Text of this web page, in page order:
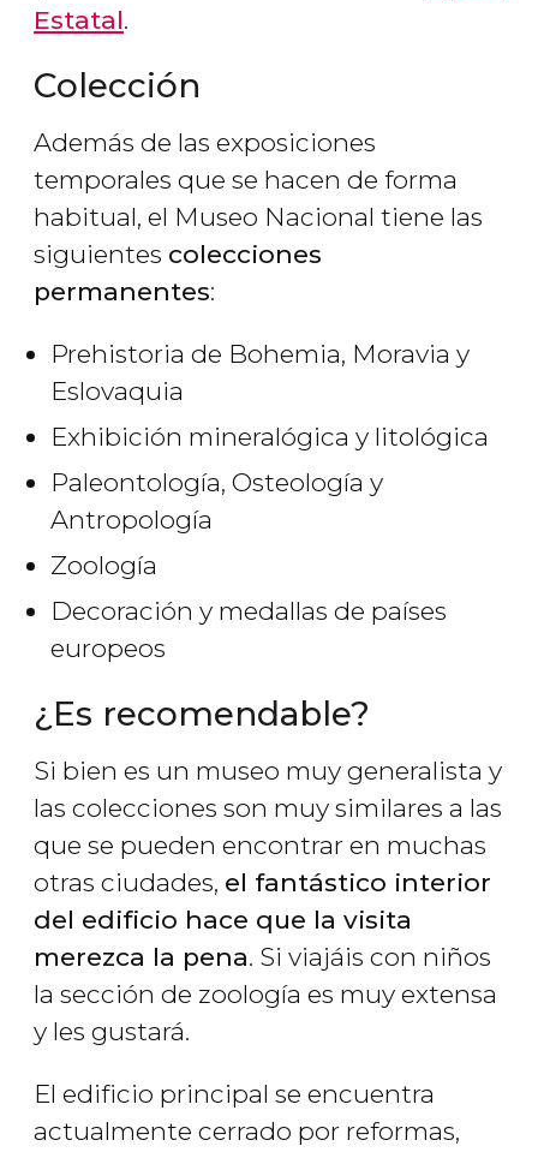
Estatal.
Colección
Además de las exposiciones
temporales que se hacen de forma
habitual, el Museo Nacional tiene las
siguientes colecciones
permanentes:
Prehistoria de Bohemia, Moravia y
Eslovaquia
Exhibición mineralógica y litológica
Paleontología, Osteología y
Antropología
Zoología
Decoración y medallas de países
europeos
¿Es recomendable?
Si bien es un museo muy generalista y
las colecciones son muy similares a las
que se pueden encontrar en muchas
otras ciudades, el fantástico interior
del edificio hace que la visita
merezca la pena. Si viajáis con niños
la sección de zoología es muy extensa
y les gustará.
El edificio principal se encuentra
actualmente cerrado por reformas,